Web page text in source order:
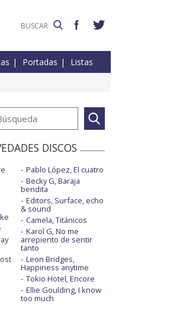
Portadas Listas
DISCOS
Pablo López, El cuatro
Becky G, Baraja
bendita
Editors, Surface, echo
& sound
Camela, Titánicos
Karol G, No me
arrepiento de sentir
tanto
Leon Bridges,
Happiness anytime
Tokio Hotel, Encore
Ellie Goulding, I know
too much